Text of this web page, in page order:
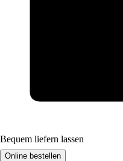
Bequem liefern lassen
Online bestellen